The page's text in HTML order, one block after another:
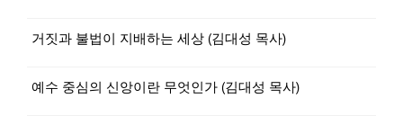
거짓과 불법이 지배하는 세상 (김대성 목사)
예수 중심의 신앙이란 무엇인가 (김대성 목사)